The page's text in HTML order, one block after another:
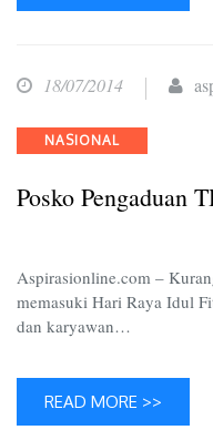
18/07/2014
Categories
NASIONAL
Posko Pengaduan
Aspirasionline.com –
memasuki Hari Raya Idul
dan karyawan…
READ MORE >>